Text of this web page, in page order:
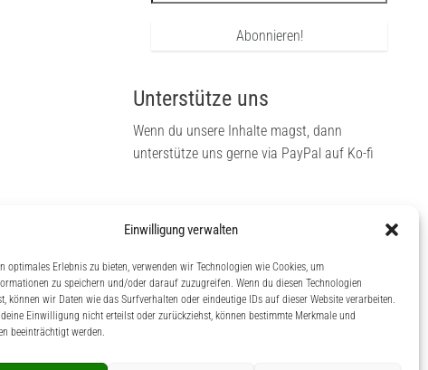
Einwilligung verwalten
optimales Erlebnis zu bieten, verwenden wir Technologien wie Cookies, um
zu speichern und/oder darauf zuzugreifen. Wenn du diesen Technologien
können wir Daten wie das Surfverhalten oder eindeutige IDs auf dieser Website verarbeiten.
Einwilligung nicht erteilst oder zurückziehst, können bestimmte Merkmale und
beeinträchtigt werden.
Unterstütze uns
Wenn du unsere Inhalte magst, dann
unterstütze uns gerne via PayPal auf Ko-fi
dann
auf